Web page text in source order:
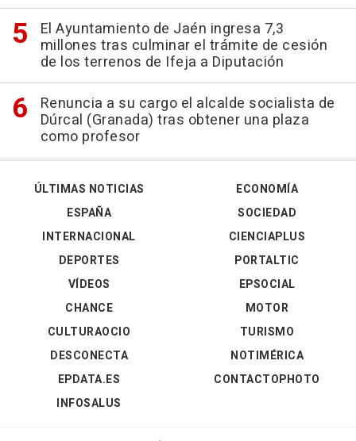
El Ayuntamiento de Jaén ingresa 7,3
millones tras culminar el trámite de cesión
de los terrenos de Ifeja a Diputación
Renuncia a su cargo el alcalde socialista de
Dúrcal (Granada) tras obtener una plaza
como profesor
ÚLTIMAS NOTICIAS
ESPAÑA
INTERNACIONAL
DEPORTES
VÍDEOS
ECONOMÍA
SOCIEDAD
CIENCIAPLUS
PORTALTIC
EPSOCIAL
CHANCE
CULTURAOCIO
DESCONECTA
EPDATA.ES
INFOSALUS
MOTOR
TURISMO
NOTIMÉRICA
CONTACTOPHOTO